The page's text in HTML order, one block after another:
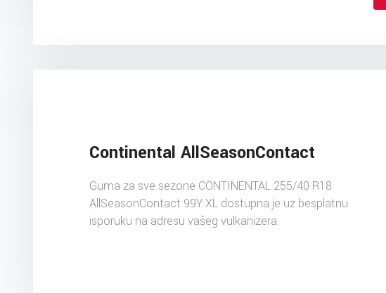
Continental AllSeasonContact
Guma za sve sezone CONTINENTAL 255/40 R18
AllSeasonContact 99Y XL dostupna je uz besplatnu
isporuku na adresu vašeg vulkanizera.